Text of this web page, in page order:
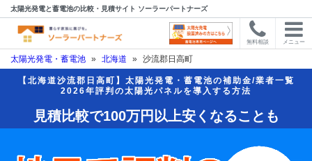
太陽光発電と蓄電池の比較・見積サイト ソーラーパートナーズ
無料相談 メニュー
太陽光発電・蓄電池 » 北海道 » 沙流郡日高町
【北海道沙流郡日高町】太陽光発電・蓄電池の補助金/業者一覧
2026年評判の太陽光パネルを導入する方法
見積比較で100万円以上安くなることも